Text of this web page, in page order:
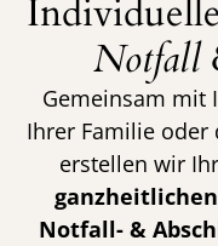
Notfall
Gemeinsam mit
Ihrer Familie oder
erstellen wir
Notfall- &